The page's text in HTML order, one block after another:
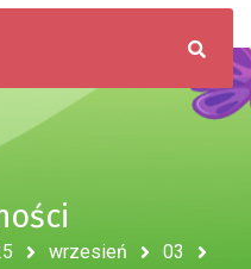
wrzesień
03